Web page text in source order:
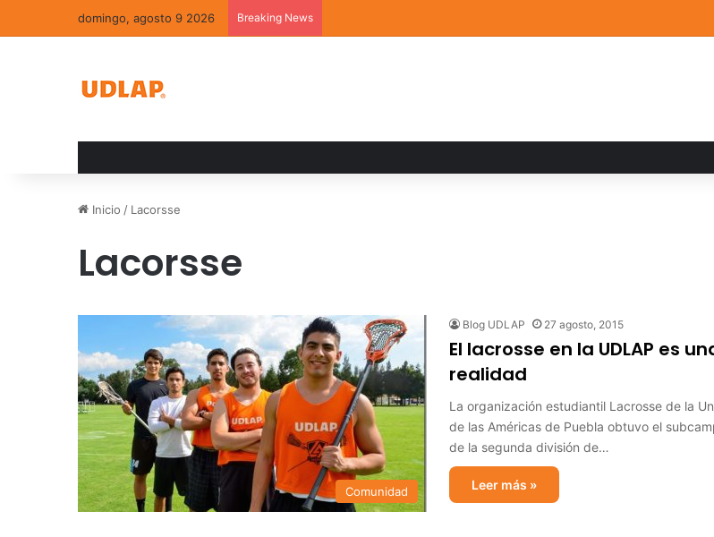
domingo, agosto 9 2026 Breaking News
Inicio / Lacorsse
Lacorsse
Comunidad
Blog UDLAP 27 agosto, 2015
El lacrosse en la UDLAP es
realidad
La organización estudiantil Lacrosse de la
de las Américas de Puebla obtuvo el
de la segunda división de…
Leer más »